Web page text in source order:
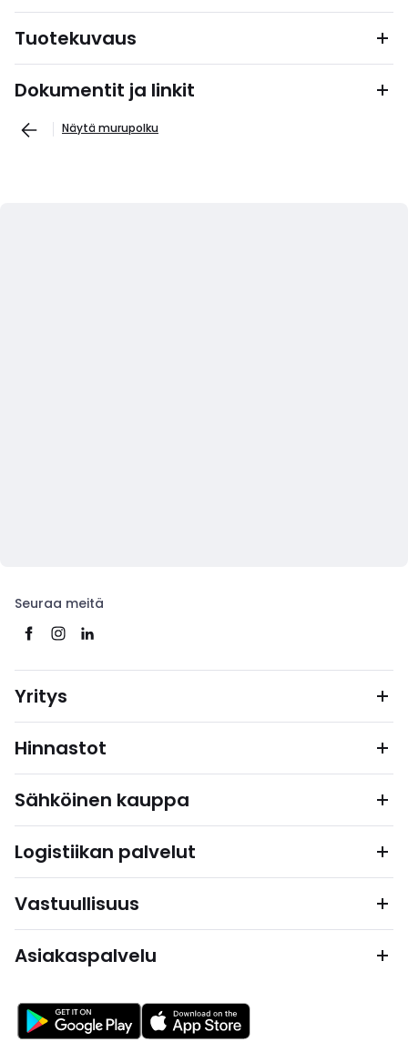
Tuotekuvaus
Dokumentit ja linkit
Näytä murupolku
Seuraa meitä
Yritys
Hinnastot
Sähköinen kauppa
Logistiikan palvelut
Vastuullisuus
Asiakaspalvelu